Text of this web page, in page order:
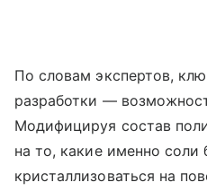
По словам экспертов,
разработки —
Модифицируя состав
на то, какие именно соли
кристаллизоваться на